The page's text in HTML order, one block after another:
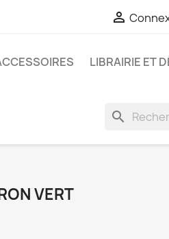

LIBRAIRIE ET
search
VERT